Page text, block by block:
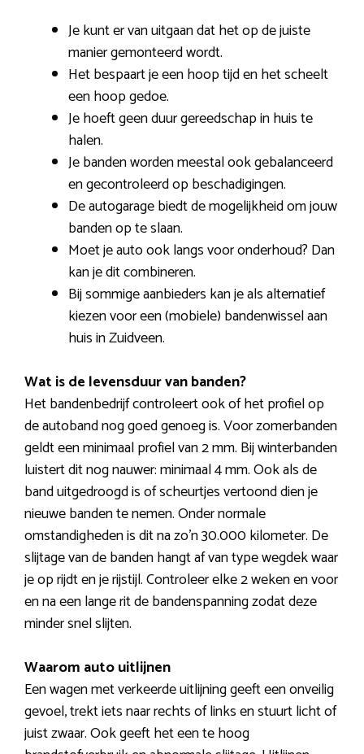
Je kunt er van uitgaan dat het op de juiste
manier gemonteerd wordt.
Het bespaart je een hoop tijd en het scheelt
een hoop gedoe.
Je hoeft geen duur gereedschap in huis te
halen.
Je banden worden meestal ook gebalanceerd
en gecontroleerd op beschadigingen.
De autogarage biedt de mogelijkheid om jouw
banden op te slaan.
Moet je auto ook langs voor onderhoud? Dan
kan je dit combineren.
Bij sommige aanbieders kan je als alternatief
kiezen voor een (mobiele) bandenwissel aan
huis in Zuidveen.
Wat is de levensduur van banden?
Het bandenbedrijf controleert ook of het profiel op
de autoband nog goed genoeg is. Voor zomerbanden
geldt een minimaal profiel van 2 mm. Bij winterbanden
luistert dit nog nauwer: minimaal 4 mm. Ook als de
band uitgedroogd is of scheurtjes vertoond dien je
nieuwe banden te nemen. Onder normale
omstandigheden is dit na zo’n 30.000 kilometer. De
slijtage van de banden hangt af van type wegdek waar
je op rijdt en je rijstijl. Controleer elke 2 weken en voor
en na een lange rit de bandenspanning zodat deze
minder snel slijten.
Waarom auto uitlijnen
Een wagen met verkeerde uitlijning geeft een onveilig
gevoel, trekt iets naar rechts of links en stuurt licht of
juist zwaar. Ook geeft het een te hoog